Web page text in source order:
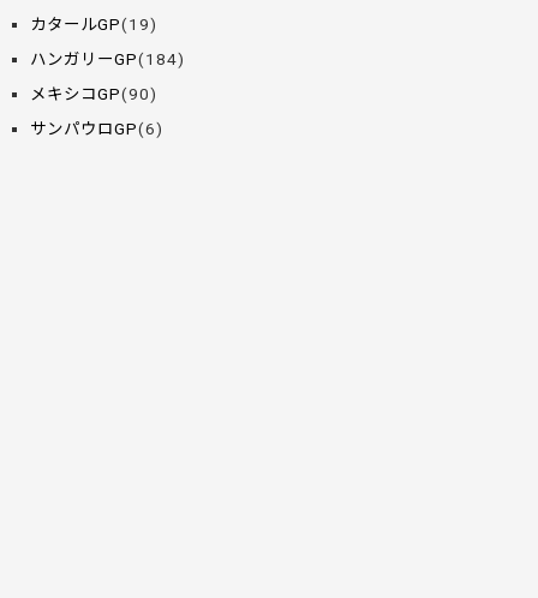
カタールGP(19)
ハンガリーGP(184)
メキシコGP(90)
サンパウロGP(6)